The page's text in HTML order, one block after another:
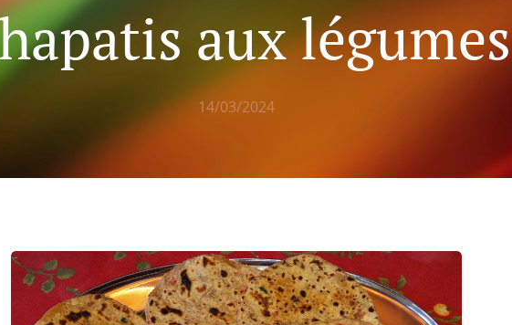
aux légumes
14/03/2024